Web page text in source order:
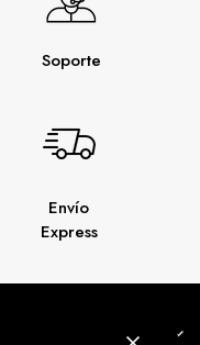
Envío
Express
Soporte